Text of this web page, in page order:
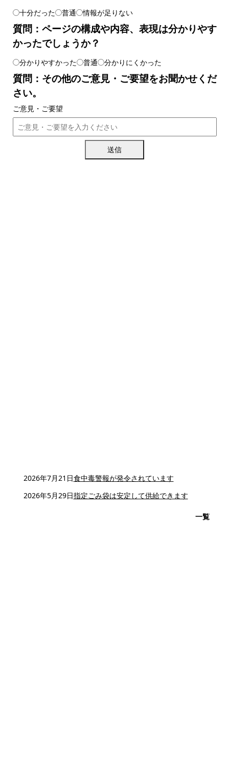
十分だった 普通 情報が足りない
質問：ページの構成や内容、表現は分かりやす
かったでしょうか？
分かりやすかった 普通 分かりにくかった
質問：その他のご意見・ご要望をお聞かせくだ
さい。
ご意見・ご要望
送信
2026年7月21日食中毒警報が発令されています
2026年5月29日指定ごみ袋は安定して供給できます
一覧